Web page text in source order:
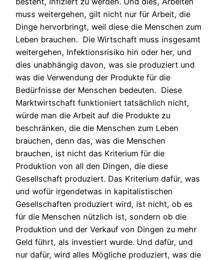
muss weitergehen, gilt nicht nur für Arbeit, die
Dinge hervorbringt, weil diese die Menschen zum
Leben brauchen. Die Wirtschaft muss insgesamt
weitergehen, Infektionsrisiko hin oder her, und
dies unabhängig davon, was sie produziert und
was die Verwendung der Produkte für die
Bedürfnisse der Menschen bedeuten. Diese
Marktwirtschaft funktioniert tatsächlich nicht,
würde man die Arbeit auf die Produkte zu
beschränken, die die Menschen zum Leben
brauchen, denn das, was die Menschen
brauchen, ist nicht das Kriterium für die
Produktion von all den Dingen, die diese
Gesellschaft produziert. Das Kriterium dafür, was
und wofür irgendetwas in kapitalistischen
Gesellschaften produziert wird, ist nicht, ob es
für die Menschen nützlich ist, sondern ob die
Produktion und der Verkauf von Dingen zu mehr
Geld führt, als investiert wurde. Und dafür, und
nur dafür, wird alles Mögliche produziert, was die